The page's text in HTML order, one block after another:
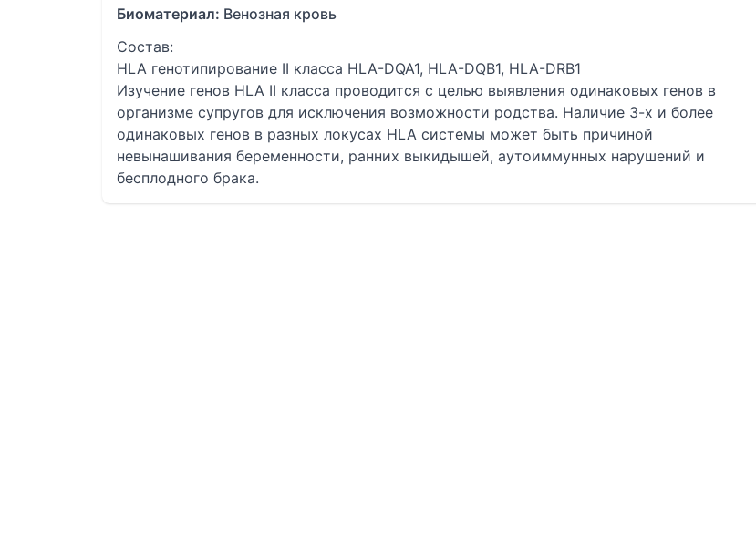
Биоматериал: Венозная кровь
Состав:
HLA генотипирование II класса HLA-DQA1, HLA-DQB1, HLA-DRB1
Изучение генов HLA II класса проводится с целью выявления одинаковых генов в
организме супругов для исключения возможности родства. Наличие 3-х и более
одинаковых генов в разных локусах HLA системы может быть причиной
невынашивания беременности, ранних выкидышей, аутоиммунных нарушений и
бесплодного брака.